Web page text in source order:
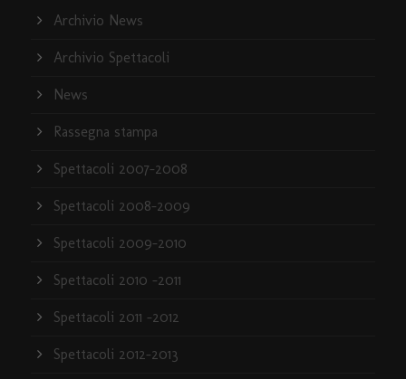
Archivio News
Archivio Spettacoli
News
Rassegna stampa
Spettacoli 2007-2008
Spettacoli 2008-2009
Spettacoli 2009-2010
Spettacoli 2010 -2011
Spettacoli 2011 -2012
Spettacoli 2012-2013